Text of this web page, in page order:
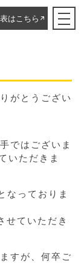
はこちら
て
がとうござい
ではございま
いただきま
なっておりま
せていただき
すが、何卒ご